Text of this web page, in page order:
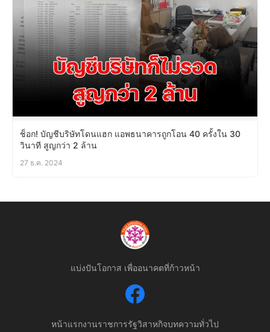
ช็อก! บัญชีบริษัทโดนแฮก แอพธนาคารถูกโอน 40 ครั้งใน 30
วินาที สูญกว่า 2 ล้าน
27 ธ.ค. 2024
แบ่งปันโอกาส เพื่ออนาคตที่ก้าวหน้า
หน้าแรกงานราชการรัฐวิสาหกิจบทความทั่วไป